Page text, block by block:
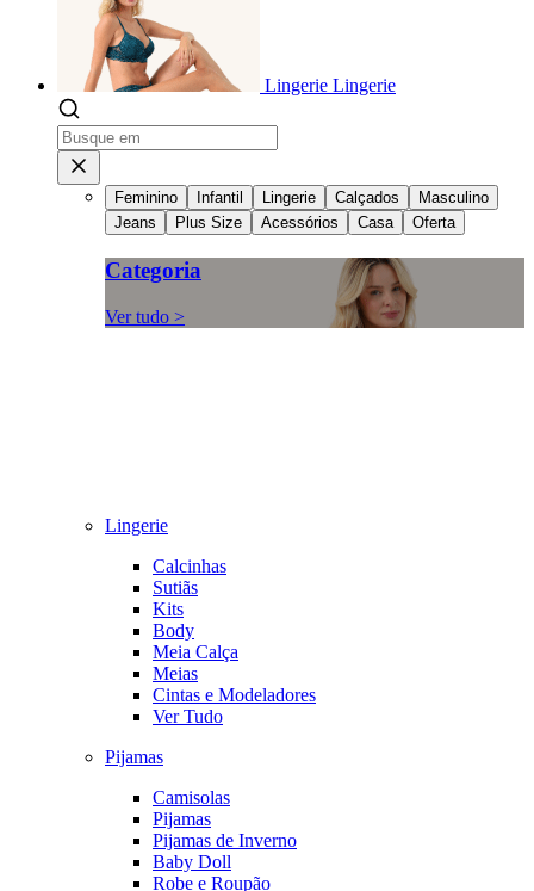
Lingerie Lingerie
Feminino Infantil Lingerie Calçados
Masculino
Jeans
Plus Size Acessórios Casa Oferta
Categoria
Ver tudo >
Lingerie
Calcinhas
Sutiãs
Kits
Body
Meia Calça
Meias
Cintas e Modeladores
Ver Tudo
Pijamas
Camisolas
Pijamas
Pijamas de Inverno
Baby Doll
Robe e Roupão